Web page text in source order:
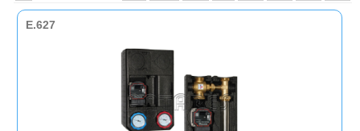
E.627